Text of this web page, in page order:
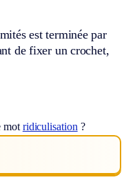
est terminée par
de fixer un crochet,
mot ridiculisation ?